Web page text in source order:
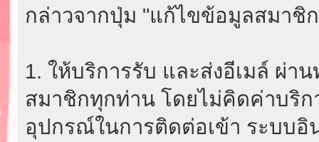
กล่าวจากปุ่ม "แก้ไขข้อมูลสมาชิ
1. ให้บริการรับ และส่งอีเมล์ ผ่า
สมาชิกทุกท่าน โดยไม่คิดค่าบริก
อุปกรณ์ในการติดต่อเข้า ระบบอิ